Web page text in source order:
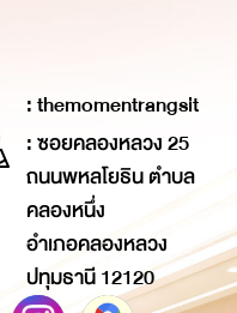
: themomentrangsit
: ซอยคลองหลวง 25
ถนนพหลโยธิน ตำบล
คลองหนึ่ง
อำเภอคลองหลวง
ปทุมธานี 12120